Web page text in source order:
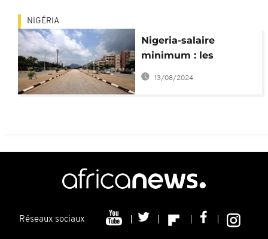
NIGÉRIA
Nigeria-salaire
minimum : les
étudiants prêtent
main forte aux
13/08/2024
Réseaux sociaux